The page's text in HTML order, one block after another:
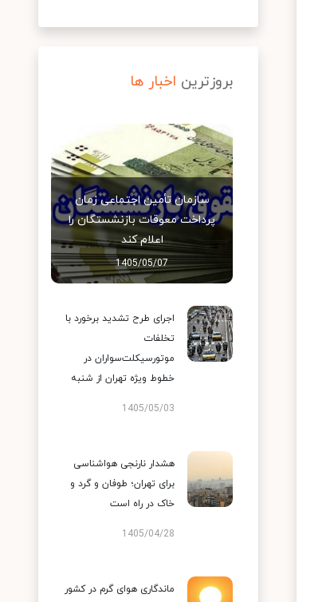
بروزترین اخبار ها
سازمان تأمین اجتماعی زمان
پرداخت معوقات بازنشستگان را
اعلام کند
1405/05/07
اجرای طرح تشدید برخورد با
تخلفات
موتورسیکلت‌سواران در
خطوط ویژه تهران از شنبه
1405/05/03
هشدار نارنجی هواشناسی
برای تهران؛ طوفان و گرد و
خاک در راه است
1405/04/28
ماندگاری هوای گرم در کشور